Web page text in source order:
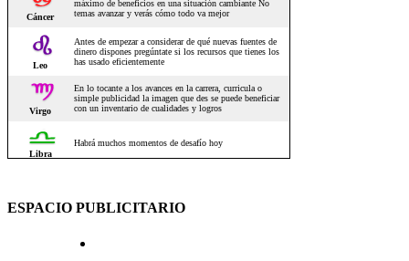
ESPACIO PUBLICITARIO